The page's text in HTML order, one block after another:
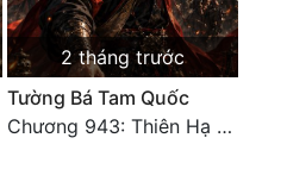
2 tháng trước
Tường Bá Tam Quốc
Chương 943: Thiên Hạ Quy Nhất, Giấc Mộng Nam Kha [HẾT]